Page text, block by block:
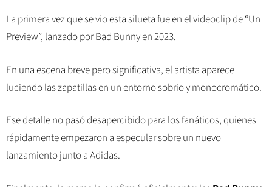
La primera vez que se vio esta silueta fue en el videoclip de “Un
Preview”, lanzado por Bad Bunny en 2023.
En una escena breve pero significativa, el artista aparece
luciendo las zapatillas en un entorno sobrio y monocromático.
Ese detalle no pasó desapercibido para los fanáticos, quienes
rápidamente empezaron a especular sobre un nuevo
lanzamiento junto a Adidas.